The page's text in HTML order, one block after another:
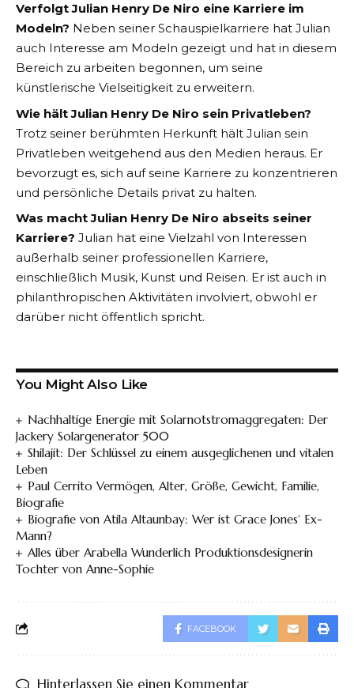
Verfolgt Julian Henry De Niro eine Karriere im
Modeln? Neben seiner Schauspielkarriere hat Julian
auch Interesse am Modeln gezeigt und hat in diesem
Bereich zu arbeiten begonnen, um seine
künstlerische Vielseitigkeit zu erweitern.
Wie hält Julian Henry De Niro sein Privatleben?
Trotz seiner berühmten Herkunft hält Julian sein
Privatleben weitgehend aus den Medien heraus. Er
bevorzugt es, sich auf seine Karriere zu konzentrieren
und persönliche Details privat zu halten.
Was macht Julian Henry De Niro abseits seiner
Karriere? Julian hat eine Vielzahl von Interessen
außerhalb seiner professionellen Karriere,
einschließlich Musik, Kunst und Reisen. Er ist auch in
philanthropischen Aktivitäten involviert, obwohl er
darüber nicht öffentlich spricht.
You Might Also Like
Nachhaltige Energie mit Solarnotstromaggregaten: Der
Jackery Solargenerator 500
Shilajit: Der Schlüssel zu einem ausgeglichenen und vitalen
Leben
Paul Cerrito Vermögen, Alter, Größe, Gewicht, Familie,
Biografie
Biografie von Atila Altaunbay: Wer ist Grace Jones‘ Ex-
Mann?
Alles über Arabella Wunderlich Produktionsdesignerin
Tochter von Anne-Sophie
FACEBOOK
Hinterlassen Sie einen Kommentar